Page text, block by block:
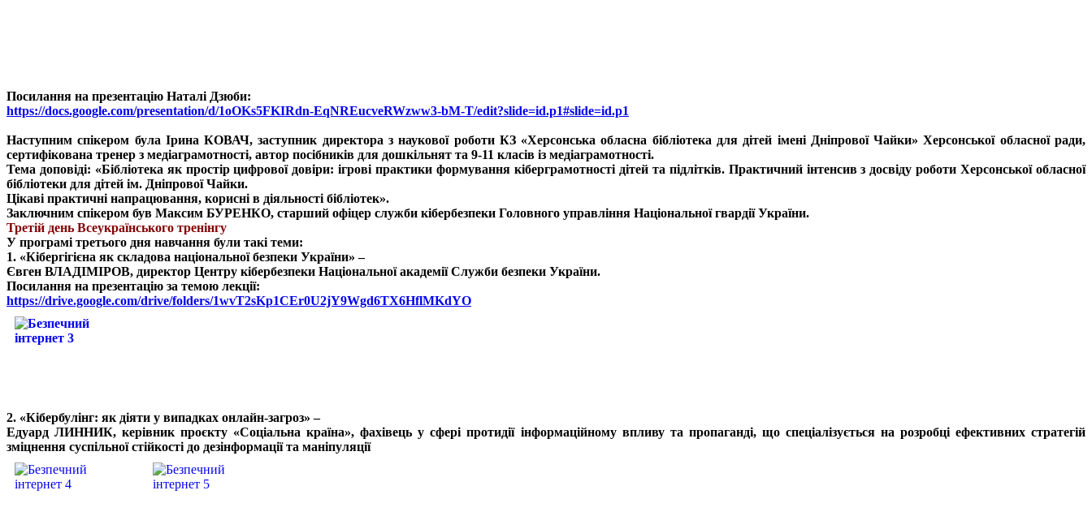
Посилання на презентацію Наталі Дзюби:
https://docs.google.com/presentation/d/1oOKs5FKIRdn-EqNREucveRWzww3-bM-T/edit?slide=id.p1#slide=id.p1
Наступним спікером була Ірина КОВАЧ, заступник директора з наукової роботи КЗ «Херсонська обласна бібліотека для дітей імені Дніпрової Чайки» Херсонської обласної ради,
сертифікована тренер з медіаграмотності, автор посібників для дошкільнят та 9-11 класів із медіаграмотності.
Тема доповіді: «Бібліотека як простір цифрової довіри: ігрові практики формування кіберграмотності дітей та підлітків. Практичний інтенсив з досвіду роботи Херсонської обласної
бібліотеки для дітей ім. Дніпрової Чайки.
Цікаві практичні напрацювання, корисні в діяльності бібліотек».
Заключним спікером був Максим БУРЕНКО, старший офіцер служби кібербезпеки Головного управління Національної гвардії України.
Третій день Всеукраїнського тренінгу
У програмі третього дня навчання були такі теми:
1. «Кібергігієна як складова національної безпеки України» –
Євген ВЛАДІМІРОВ, директор Центру кібербезпеки Національної академії Служби безпеки України.
Посилання на презентацію за темою лекції:
https://drive.google.com/drive/folders/1wvT2sKp1CEr0U2jY9Wgd6TX6HflMKdYO
2. «Кібербулінг: як діяти у випадках онлайн-загроз» –
Едуард ЛИННИК, керівник проєкту «Соціальна країна», фахівець у сфері протидії інформаційному впливу та пропаганді, що спеціалізується на розробці ефективних стратегій
зміцнення суспільної стійкості до дезінформації та маніпуляції